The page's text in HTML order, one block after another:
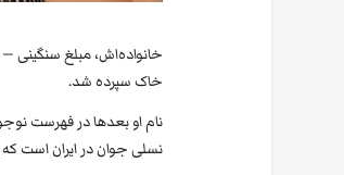
خاک سپرده شد.
نام او بعدها در فهرست
نسلی جوان در ایران است که